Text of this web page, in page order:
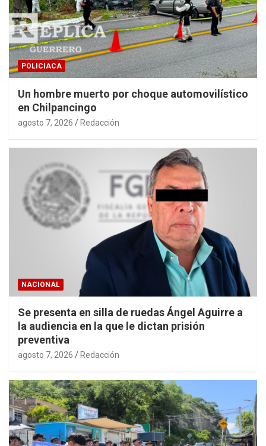
POLICIACA
Un hombre muerto por choque automovilístico
en Chilpancingo
agosto 7, 2026 Redacción
NACIONAL
Se presenta en silla de ruedas Ángel Aguirre a
la audiencia en la que le dictan prisión
preventiva
agosto 7, 2026 Redacción